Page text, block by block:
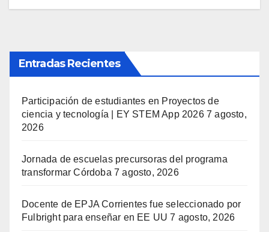
Entradas Recientes
Participación de estudiantes en Proyectos de
ciencia y tecnología | EY STEM App 2026 7 agosto,
2026
Jornada de escuelas precursoras del programa
transformar Córdoba 7 agosto, 2026
Docente de EPJA Corrientes fue seleccionado por
Fulbright para enseñar en EE UU 7 agosto, 2026